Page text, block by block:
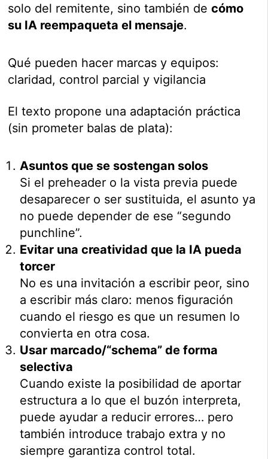
solo del remitente, sino también decómo
su IA reempaqueta el mensaje.
Qué pueden hacer marcas y equipos:
claridad, control parcial y vigilancia
El texto propone una adaptación práctica
(sin prometer balas de plata):
Asuntos que se sostengan solos
Si el preheader o la vista previa puede
desaparecer o ser sustituida, el asunto ya
no puede depender de ese “segundo
punchline”.
Evitar una creatividad que la IA pueda
torcer
No es una invitación a escribir peor, sino
a escribir más claro: menos figuración
cuando el riesgo es que un resumen lo
convierta en otra cosa.
Usar marcado/“schema” de forma
selectiva
Cuando existe la posibilidad de aportar
estructura a lo que el buzón interpreta,
puede ayudar a reducir errores… pero
también introduce trabajo extra y no
siempre garantiza control total.